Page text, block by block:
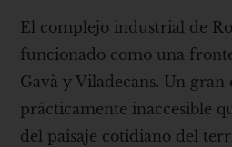
El complejo industrial de
funcionado como una
Gavà y Viladecans. Un gran
prácticamente inaccesible
del paisaje cotidiano del